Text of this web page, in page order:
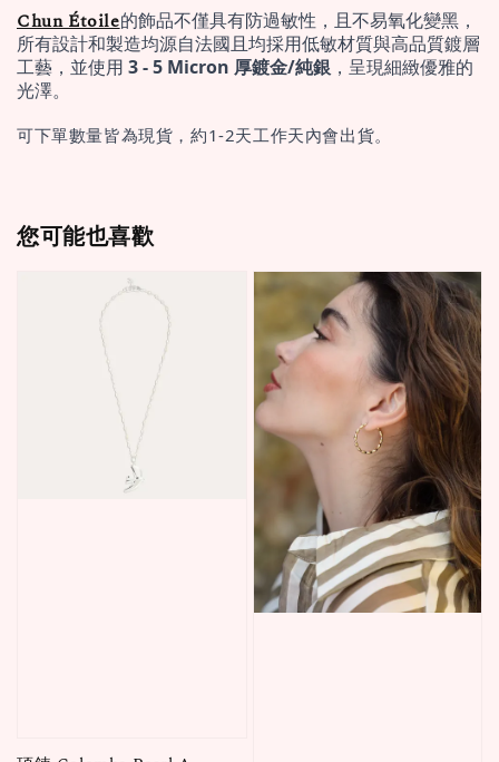
Chun Étoile的飾品不僅具有防過敏性，且不易氧化變黑，
所有設計和製造均源自法國且均採用低敏材質與高品質鍍層
工藝，並使用 3 - 5 Micron 厚鍍金/純銀 ，呈現細緻優雅的
光澤。
可下單數量皆為現貨，約1-2天工作天內會出貨。
您可能也喜歡